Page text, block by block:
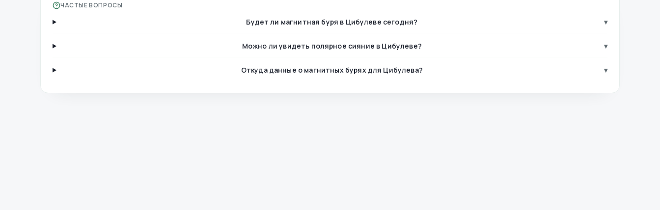
ЧАСТЫЕ ВОПРОСЫ
Будет ли магнитная буря в Цибулеве сегодня? ▾
Можно ли увидеть полярное сияние в Цибулеве? ▾
Откуда данные о магнитных бурях для Цибулева? ▾